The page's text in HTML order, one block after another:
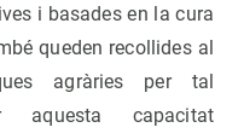
i basades en la cura
queden recollides al
agràries per tal
aquesta capacitat